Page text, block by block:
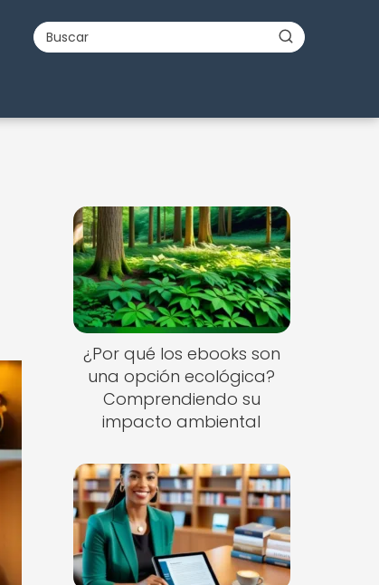
¿Por qué los ebooks son
una opción ecológica?
Comprendiendo su
impacto ambiental